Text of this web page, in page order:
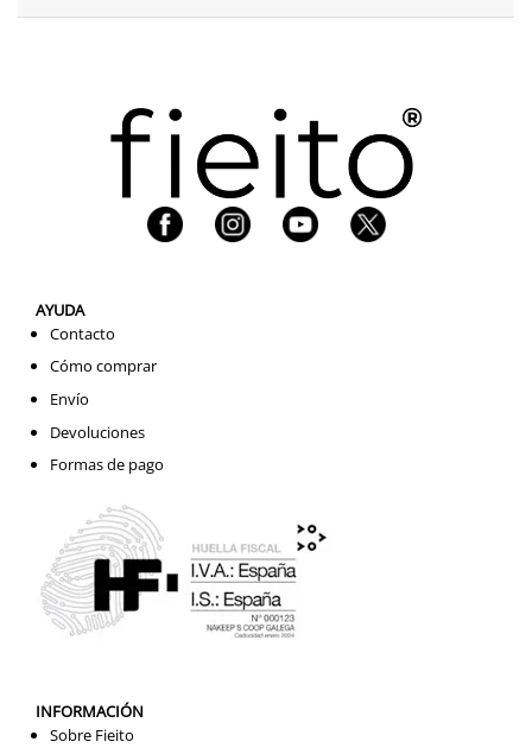
AYUDA
Contacto
Cómo comprar
Envío
Devoluciones
Formas de pago
INFORMACIÓN
Sobre Fieito